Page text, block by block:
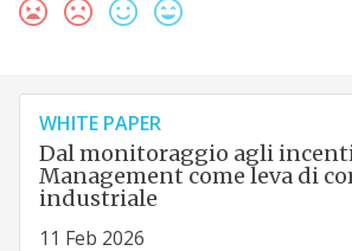
WHITE PAPER
Dal monitoraggio agli
Management come leva di
industriale
11 Feb 2026